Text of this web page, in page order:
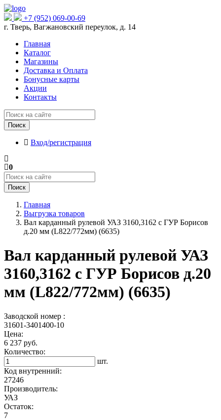
+7 (952) 069-00-69
г. Тверь, Вагжановский переулок, д. 14
Главная
Каталог
Магазины
Доставка и Оплата
Бонусные карты
Акции
Контакты
Поиск
Вход/регистрация
0
Поиск
Главная
Выгрузка товаров
Вал карданный рулевой УАЗ 3160,3162 с ГУР Борисов
д.20 мм (L822/772мм) (6635)
Вал карданный рулевой УАЗ
3160,3162 с ГУР Борисов д.20
мм (L822/772мм) (6635)
Заводской номер :
31601-3401400-10
Цена:
6 237 руб.
Количество:
шт.
Код внутренний:
27246
Производитель:
УАЗ
Остаток:
7